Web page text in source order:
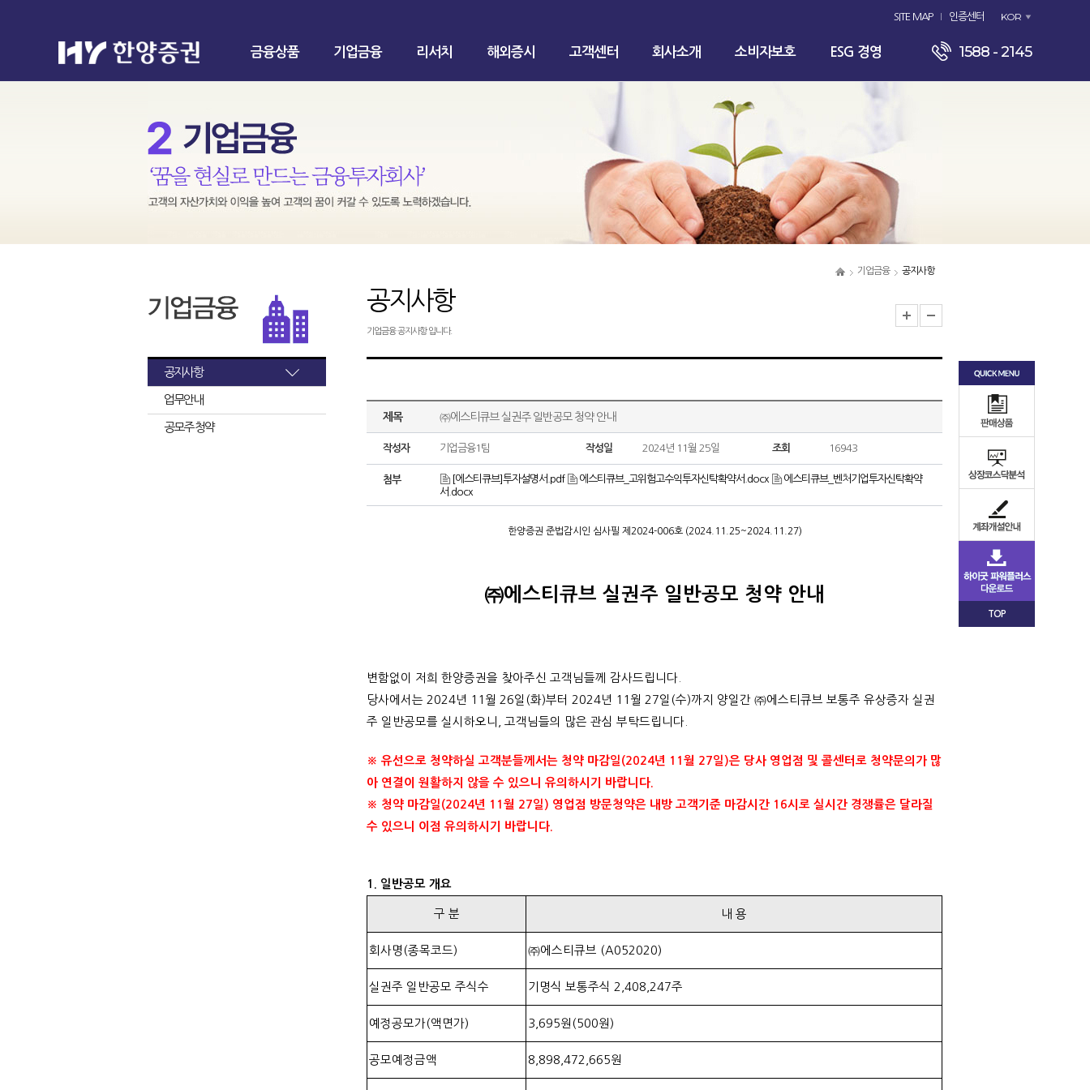
SITE MAP 인증센터 KOR
금융상품 기업금융 리서치 해외증시 고객센터 회사소개 소비자보호 ESG 경영 1588 - 2145
기업금융 공지사항
공지사항
업무안내
공모주 청약
공지사항
기업금융 공지사항 입니다.
제목 ㈜에스티큐브 실권주 일반공모 청약 안내
작성자 기업금융1팀 작성일 2024년 11월 25일 조회 16943
첨부 [에스티큐브]투자설명서.pdf 에스티큐브_고위험고수익투자신탁확약서.docx
에스티큐브_벤처기업투자신탁확약
서.docx
한양증권 준법감시인 심사필 제2024-006호 (2024.11.25~2024.11.27)
㈜에스티큐브 실권주 일반공모 청약 안내
변함없이 저희 한양증권을 찾아주신 고객님들께 감사드립니다.
당사에서는 2024년 11월 26일(화)부터 2024년 11월 27일(수)까지 양일간 ㈜에스티큐브 보통주 유상증자 실권
주 일반공모를 실시하오니, 고객님들의 많은 관심 부탁드립니다.
※ 유선으로 청약하실 고객분들께서는 청약 마감일(2024년 11월 27일)은 당사 영업점 및 콜센터로 청약문의가 많
아 연결이 원활하지 않을 수 있으니 유의하시기 바랍니다.
※ 청약 마감일(2024년 11월 27일) 영업점 방문청약은 내방 고객기준 마감시간 16시로 실시간 경쟁률은 달라질
수 있으니 이점 유의하시기 바랍니다.
1. 일반공모 개요
구 분 내 용
회사명(종목코드) ㈜에스티큐브 (A052020)
실권주 일반공모 주식수 기명식 보통주식 2,408,247주
예정공모가(액면가) 3,695원 (500원)
공모예정금액 8,898,472,665원
TOP